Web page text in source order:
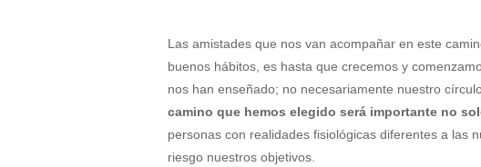
Las amistades que nos van acompañar en este
buenos hábitos, es hasta que crecemos y
nos han enseñado; no necesariamente nuestro
camino que hemos elegido será importante no
personas con realidades fisiológicas diferentes a las
riesgo nuestros objetivos.